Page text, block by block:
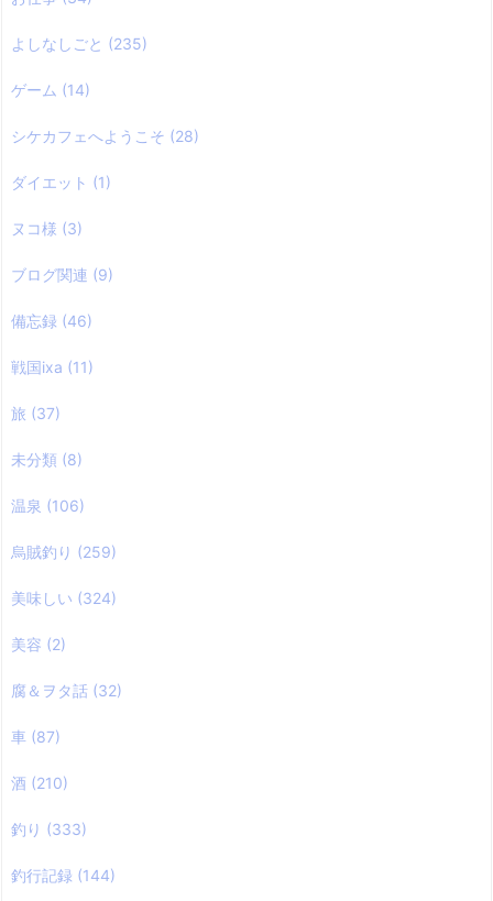
よしなしごと (235)
ゲーム (14)
シケカフェへようこそ (28)
ダイエット (1)
ヌコ様 (3)
ブログ関連 (9)
備忘録 (46)
戦国ixa (11)
旅 (37)
未分類 (8)
温泉 (106)
烏賊釣り (259)
美味しい (324)
美容 (2)
腐＆ヲタ話 (32)
車 (87)
酒 (210)
釣り (333)
釣行記録 (144)